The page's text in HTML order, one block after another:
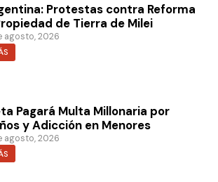
Protestas contra Reforma
de Tierra de Milei
agosto, 2026
Pagará Multa Millonaria por
y Adicción en Menores
agosto, 2026